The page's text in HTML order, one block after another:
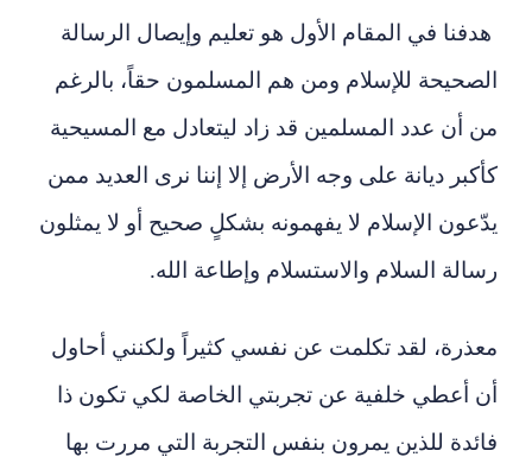
هدفنا في المقام الأول هو تعليم وإيصال الرسالة
الصحيحة للإسلام ومن هم المسلمون حقاً، بالرغم
من أن عدد المسلمين قد زاد ليتعادل مع المسيحية
كأكبر ديانة على وجه الأرض إلا إننا نرى العديد ممن
يدّعون الإسلام لا يفهمونه بشكلٍ صحيح أو لا يمثلون
رسالة السلام والاستسلام وإطاعة الله.
معذرة، لقد تكلمت عن نفسي كثيراً ولكنني أحاول
أن أعطي خلفية عن تجربتي الخاصة لكي تكون ذا
فائدة للذين يمرون بنفس التجربة التي مررت بها